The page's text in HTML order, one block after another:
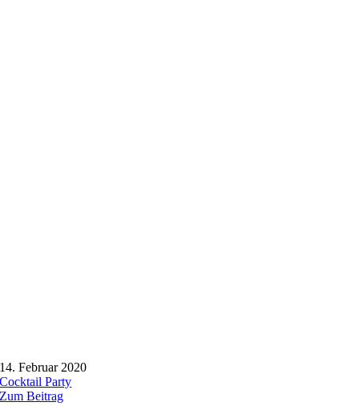
14. Februar 2020
Cocktail Party
Zum Beitrag